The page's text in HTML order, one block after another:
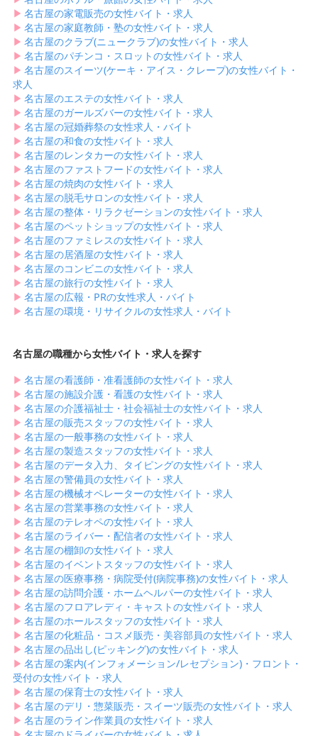
▶︎ 名古屋の家電販売の女性バイト・求人
▶︎ 名古屋の家庭教師・塾の女性バイト・求人
▶︎ 名古屋のクラブ(ニュークラブ)の女性バイト・求人
▶︎ 名古屋のパチンコ・スロットの女性バイト・求人
▶︎ 名古屋のスイーツ(ケーキ・アイス・クレープ)の女性バイト・
求人
▶︎ 名古屋のエステの女性バイト・求人
▶︎ 名古屋のガールズバーの女性バイト・求人
▶︎ 名古屋の冠婚葬祭の女性求人・バイト
▶︎ 名古屋の和食の女性バイト・求人
▶︎ 名古屋のレンタカーの女性バイト・求人
▶︎ 名古屋のファストフードの女性バイト・求人
▶︎ 名古屋の焼肉の女性バイト・求人
▶︎ 名古屋の脱毛サロンの女性バイト・求人
▶︎ 名古屋の整体・リラクゼーションの女性バイト・求人
▶︎ 名古屋のペットショップの女性バイト・求人
▶︎ 名古屋のファミレスの女性バイト・求人
▶︎ 名古屋の居酒屋の女性バイト・求人
▶︎ 名古屋のコンビニの女性バイト・求人
▶︎ 名古屋の旅行の女性バイト・求人
▶︎ 名古屋の広報・PRの女性求人・バイト
▶︎ 名古屋の環境・リサイクルの女性求人・バイト
名古屋の職種から女性バイト・求人を探す
▶︎ 名古屋の看護師・准看護師の女性バイト・求人
▶︎ 名古屋の施設介護・看護の女性バイト・求人
▶︎ 名古屋の介護福祉士・社会福祉士の女性バイト・求人
▶︎ 名古屋の販売スタッフの女性バイト・求人
▶︎ 名古屋の一般事務の女性バイト・求人
▶︎ 名古屋の製造スタッフの女性バイト・求人
▶︎ 名古屋のデータ入力、タイピングの女性バイト・求人
▶︎ 名古屋の警備員の女性バイト・求人
▶︎ 名古屋の機械オペレーターの女性バイト・求人
▶︎ 名古屋の営業事務の女性バイト・求人
▶︎ 名古屋のテレオペの女性バイト・求人
▶︎ 名古屋のライバー・配信者の女性バイト・求人
▶︎ 名古屋の棚卸の女性バイト・求人
▶︎ 名古屋のイベントスタッフの女性バイト・求人
▶︎ 名古屋の医療事務・病院受付(病院事務)の女性バイト・求人
▶︎ 名古屋の訪問介護・ホームヘルパーの女性バイト・求人
▶︎ 名古屋のフロアレディ・キャストの女性バイト・求人
▶︎ 名古屋のホールスタッフの女性バイト・求人
▶︎ 名古屋の化粧品・コスメ販売・美容部員の女性バイト・求人
▶︎ 名古屋の品出し(ピッキング)の女性バイト・求人
▶︎ 名古屋の案内(インフォメーション/レセプション)・フロント・
受付の女性バイト・求人
▶︎ 名古屋の保育士の女性バイト・求人
▶︎ 名古屋のデリ・惣菜販売・スイーツ販売の女性バイト・求人
▶︎ 名古屋のライン作業員の女性バイト・求人